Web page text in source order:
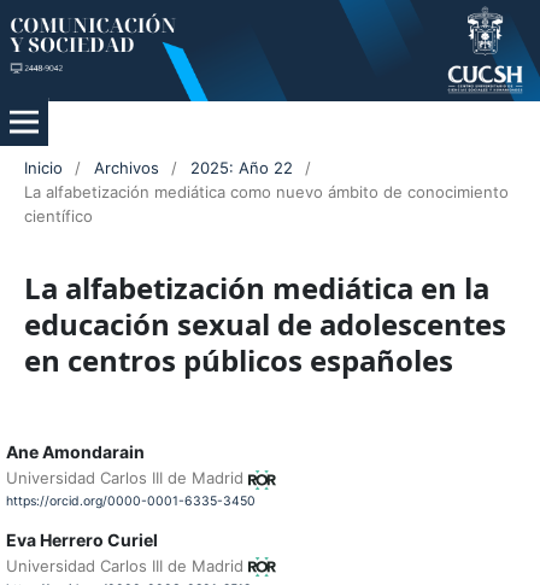
Inicio / Archivos / 2025: Año 22
/
La alfabetización mediática como nuevo ámbito de conocimiento
científico
La alfabetización mediática en la
educación sexual de adolescentes
en centros públicos españoles
Ane Amondarain
Universidad Carlos III de Madrid
https://orcid.org/0000-0001-6335-3450
Eva Herrero Curiel
Universidad Carlos III de Madrid